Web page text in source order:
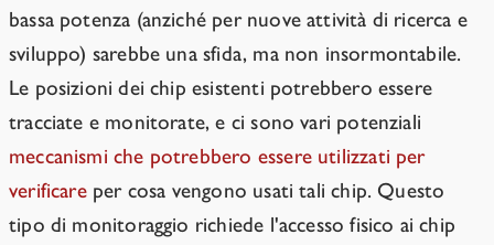
bassa potenza (anziché per nuove attività di ricerca e
sviluppo) sarebbe una sfida, ma non insormontabile.
Le posizioni dei chip esistenti potrebbero essere
tracciate e monitorate, e ci sono vari potenziali
meccanismi che potrebbero essere utilizzati per
verificareper cosa vengono usati tali chip. Questo
tipo di monitoraggio richiede l'accesso fisico ai chip